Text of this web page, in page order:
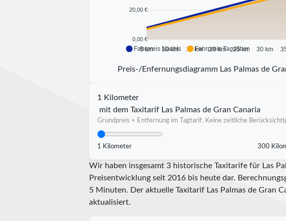
20,00 €
0,00 €
5 km 10 km 15 km 20 km 25 km 30 km
Fahrpreis Nachts Fahrpreis Tagsüber
Preis-/Enfernungsdiagramm Las Palmas de
1 Kilometer
mit dem Taxitarif Las Palmas de Gran Canaria
Grundpreis + Entfernung im Tagtarif. Keine zeitliche
1 Kilometer 300
Wir haben insgesamt 3 historische Taxitarife für Las
Preisentwicklung seit 2016 bis heute dar.
5 Minuten. Der aktuelle Taxitarif Las Palmas de Gran
aktualisiert.